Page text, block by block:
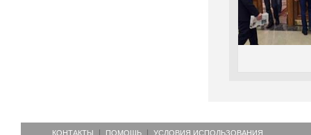
КОНТАКТЫ ПОМОЩЬ УСЛОВИЯ ИСПОЛЬЗОВАНИЯ